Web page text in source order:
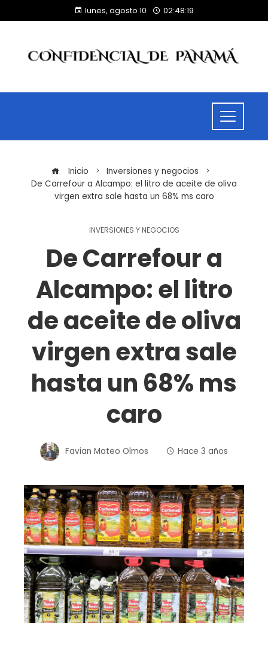
lunes, agosto 10 02:48:19
Inicio
Inversiones y negocios
De Carrefour a Alcampo: el litro de aceite de oliva
virgen extra sale hasta un 68% ms caro
INVERSIONES Y NEGOCIOS
De Carrefour a
Alcampo: el litro
de aceite de oliva
virgen extra sale
hasta un 68% ms
caro
Favian Mateo Olmos Hace 3 años